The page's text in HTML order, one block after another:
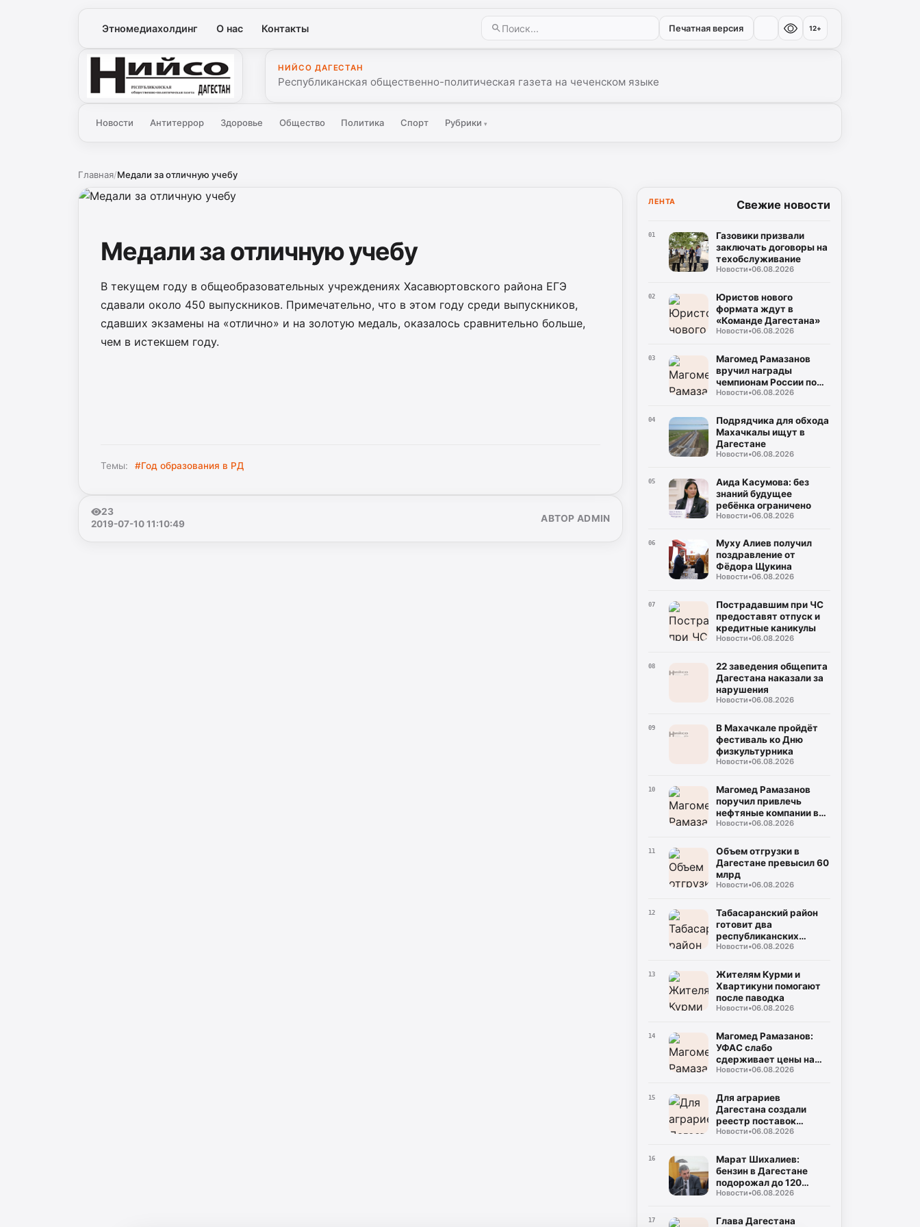
Этномедиахолдинг О нас Контакты Печатная версия 12+
Нийсо
НИЙСО ДАГЕСТАН
Республиканская общественно-политическая газета на чеченском языке
Новости Антитеррор Здоровье Общество Политика Спорт Рубрики ▾
Главная/Медали за отличную учебу
Медали за отличную учебу
В текущем году в общеобразовательных учреждениях Хасавюртовского района ЕГЭ
сдавали около 450 выпускников. Примечательно, что в этом году среди выпускников,
сдавших экзамены на «отлично» и на золотую медаль, оказалось сравнительно больше,
чем в истекшем году.
Темы: #Год образования в РД
23
2019-07-10 11:10:49
АВТОР ADMIN
ЛЕНТА Свежие новости
01
Газовики призвали
заключать договоры на
техобслуживание
Новости•06.08.2026
02
Юристов нового
формата ждут в
«Команде Дагестана»
Новости•06.08.2026
03
Магомед Рамазанов
вручил награды
чемпионам России по
борьбе
Новости•06.08.2026
04
Подрядчика для обхода
Махачкалы ищут в
Дагестане
Новости•06.08.2026
05
Аида Касумова: без
знаний будущее
ребёнка ограничено
Новости•06.08.2026
06
Муху Алиев получил
поздравление от
Фёдора Щукина
Новости•06.08.2026
07
Пострадавшим при ЧС
предоставят отпуск и
кредитные каникулы
Новости•06.08.2026
08
22 заведения общепита
Дагестана наказали за
нарушения
Новости•06.08.2026
09
В Махачкале пройдёт
фестиваль ко Дню
физкультурника
Новости•06.08.2026
10
Магомед Рамазанов
поручил привлечь
нефтяные компании в
Дагестан для
Новости•06.08.2026
11
Объем отгрузки в
Дагестане превысил 60
млрд
Новости•06.08.2026
12
Табасаранский район
готовит два
республиканских
турнира в честь Героев
Новости•06.08.2026
13
Жителям Курми и
Хвартикуни помогают
после паводка
Новости•06.08.2026
14
Магомед Рамазанов:
УФАС слабо
сдерживает цены на
топливо
Новости•06.08.2026
15
Для аграриев
Дагестана создали
реестр поставок
топлива
Новости•06.08.2026
16
Марат Шихалиев:
бензин в Дагестане
подорожал до 120
рублей
Новости•06.08.2026
17
Глава Дагестана